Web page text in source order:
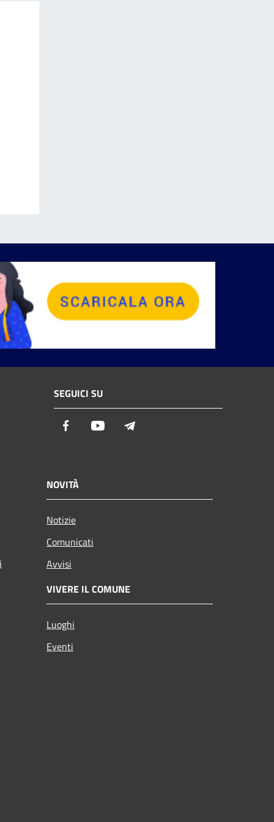
SEGUICI SU
Facebook Youtube
NOVITÀ
Notizie
Comunicati
Avvisi
VIVERE IL COMUNE
Luoghi
Eventi